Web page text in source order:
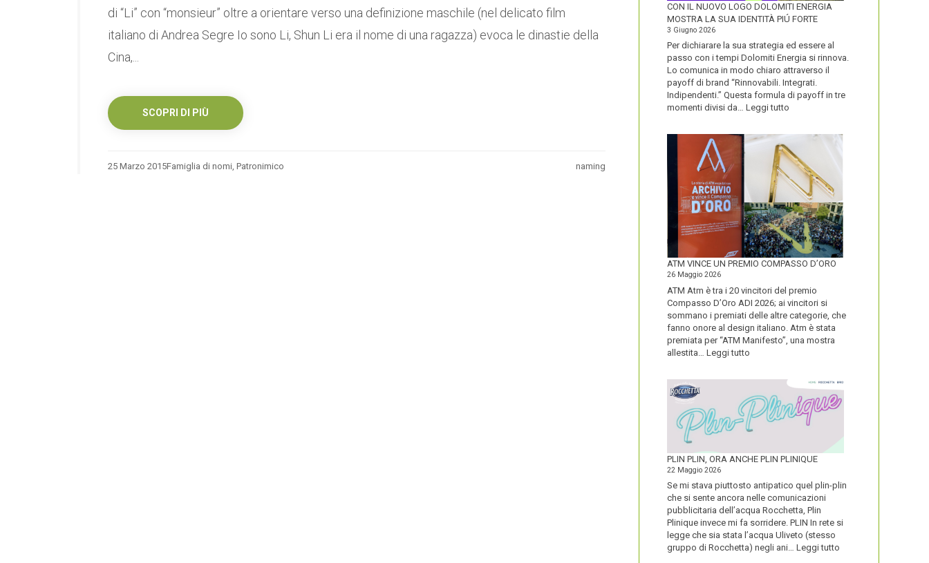
di “Li” con “monsieur” oltre a orientare verso una definizione maschile (nel delicato film
italiano di Andrea Segre Io sono Li, Shun Li era il nome di una ragazza) evoca le dinastie della
Cina,...
SCOPRI DI PIÙ
25 Marzo 2015 naming
Famiglia di nomi, Patronimico
CON IL NUOVO LOGO DOLOMITI ENERGIA
MOSTRA LA SUA IDENTITÀ PIÚ FORTE
3 Giugno 2026
Per dichiarare la sua strategia ed essere al
passo con i tempi Dolomiti Energia si rinnova.
Lo comunica in modo chiaro attraverso il
payoff di brand “Rinnovabili. Integrati.
Indipendenti.” Questa formula di payoff in tre
momenti divisi da… Leggi tutto
LOGO
DOLOMITI
ENERGIA
MOSTRA
LA
SUA
IDENTITÀ
PIÚ
FORTE
ATM VINCE UN PREMIO COMPASSO D’ORO
26 Maggio 2026
ATM Atm è tra i 20 vincitori del premio
Compasso D’Oro ADI 2026; ai vincitori si
sommano i premiati delle altre categorie, che
fanno onore al design italiano. Atm è stata
premiata per “ATM Manifesto”, una mostra
allestita… Leggi tutto
PREMIO
COMPASSO
D’ORO
PLIN PLIN, ORA ANCHE PLIN PLINIQUE
22 Maggio 2026
Se mi stava piuttosto antipatico quel plin-plin
che si sente ancora nelle comunicazioni
pubblicitaria dell’acqua Rocchetta, Plin
Plinique invece mi fa sorridere. PLIN In rete si
legge che sia stata l’acqua Uliveto (stesso
gruppo di Rocchetta) negli ani… Leggi tutto